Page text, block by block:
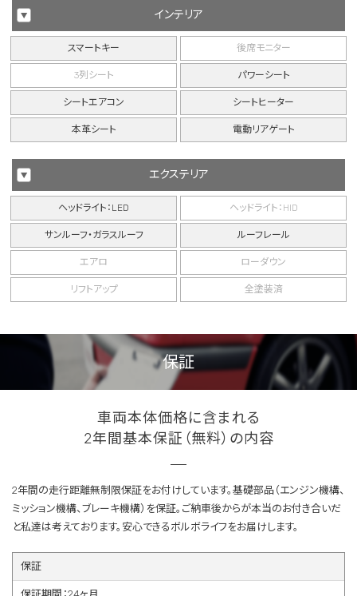
インテリア
スマートキー 後席モニター
3列シート パワーシート
シートエアコン シートヒーター
本革シート 電動リアゲート
エクステリア
ヘッドライト：LED ヘッドライト：HID
サンルーフ・ガラスルーフ ルーフレール
エアロ ローダウン
リフトアップ 全塗装済
保証
車両本体価格に含まれる
2年間基本保証（無料）の内容
2年間の走行距離無制限保証をお付けしています。基礎部品（エンジン機構、
ミッション機構、ブレーキ機構）を保証。ご納車後からが本当のお付き合いだ
と私達は考えております。安心できるボルボライフをお届けします。
保証